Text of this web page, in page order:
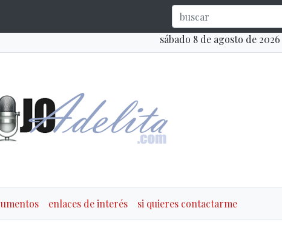
sábado 8 de agosto de 2026
enlaces de interés si quieres contactarme